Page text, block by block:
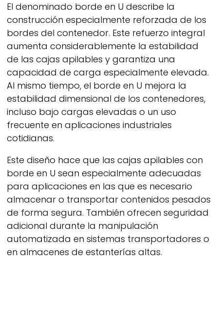
El denominado borde en U describe la
construcción especialmente reforzada de los
bordes del contenedor. Este refuerzo integral
aumenta considerablemente la estabilidad
de las cajas apilables y garantiza una
capacidad de carga especialmente elevada.
Al mismo tiempo, el borde en U mejora la
estabilidad dimensional de los contenedores,
incluso bajo cargas elevadas o un uso
frecuente en aplicaciones industriales
cotidianas.
Este diseño hace que las cajas apilables con
borde en U sean especialmente adecuadas
para aplicaciones en las que es necesario
almacenar o transportar contenidos pesados
de forma segura. También ofrecen seguridad
adicional durante la manipulación
automatizada en sistemas transportadores o
en almacenes de estanterías altas.